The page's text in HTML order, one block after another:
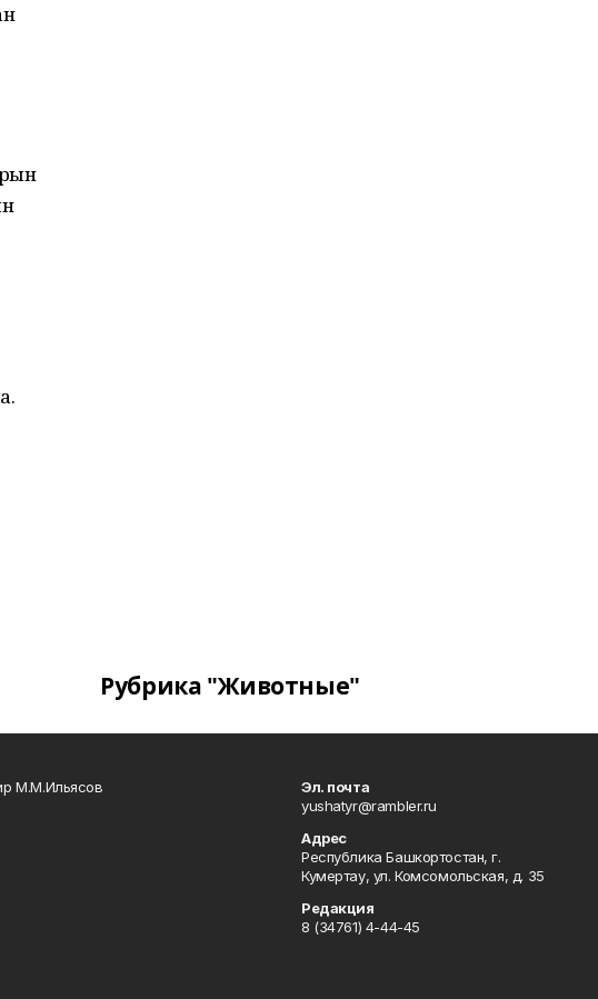
Рубрика "Животные"
М.М.Ильясов
Эл. почта
yushatyr@rambler.ru
Адрес
Республика Башкортостан, г.
Кумертау, ул. Комсомольская, д. 35
Редакция
8 (34761) 4-44-45